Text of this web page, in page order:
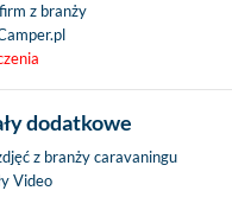
z branży
dodatkowe
z branży caravaningu
Video